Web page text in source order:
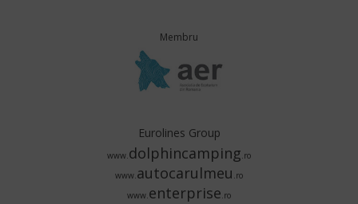
Membru
Eurolines Group
www.dolphincamping.ro
www.autocarulmeu .ro
www.enterprise.ro